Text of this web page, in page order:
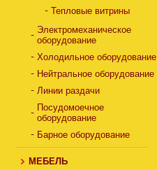
Тепловые витрины
Электромеханическое
оборудование
Холодильное оборудование
Нейтральное оборудование
Линии раздачи
Посудомоечное
оборудование
Барное оборудование
МЕБЕЛЬ